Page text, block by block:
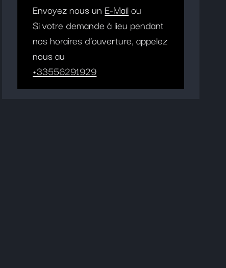
Envoyez nous un E-Mailou
Si votre demande à lieu pendant
nos horaires d'ouverture, appelez
nous au
+33556291929